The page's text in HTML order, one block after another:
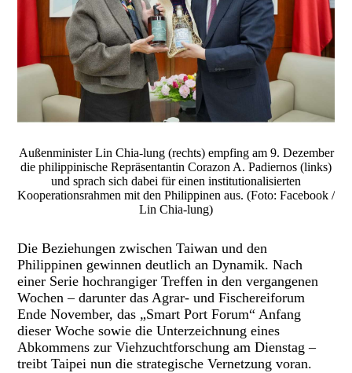
Außenminister Lin Chia-lung (rechts) empfing am 9. Dezember
die philippinische Repräsentantin Corazon A. Padiernos (links)
und sprach sich dabei für einen institutionalisierten
Kooperationsrahmen mit den Philippinen aus. (Foto: Facebook /
Lin Chia-lung)
Die Beziehungen zwischen Taiwan und den
Philippinen gewinnen deutlich an Dynamik. Nach
einer Serie hochrangiger Treffen in den vergangenen
Wochen – darunter das Agrar- und Fischereiforum
Ende November, das „Smart Port Forum“ Anfang
dieser Woche sowie die Unterzeichnung eines
Abkommens zur Viehzuchtforschung am Dienstag –
treibt Taipei nun die strategische Vernetzung voran.